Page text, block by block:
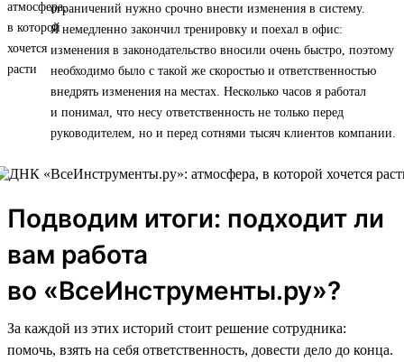
ограничений нужно срочно внести изменения в систему.
Я немедленно закончил тренировку и поехал в офис:
изменения в законодательство вносили очень быстро, поэтому
необходимо было с такой же скоростью и ответственностью
внедрять изменения на местах. Несколько часов я работал
и понимал, что несу ответственность не только перед
руководителем, но и перед сотнями тысяч клиентов компании.
Подводим итоги: подходит ли
вам работа
во «ВсеИнструменты.ру»?
За каждой из этих историй стоит решение сотрудника:
помочь, взять на себя ответственность, довести дело до конца.